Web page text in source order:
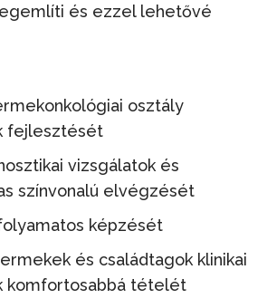
és ezzel lehetővé
osztály
fejlesztését
vizsgálatok és
színvonalú elvégzését
képzését
és családtagok klinikai
komfortosabbá tételét